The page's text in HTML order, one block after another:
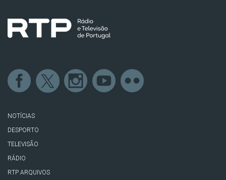
NOTÍCIAS
DESPORTO
TELEVISÃO
RÁDIO
RTP ARQUIVOS